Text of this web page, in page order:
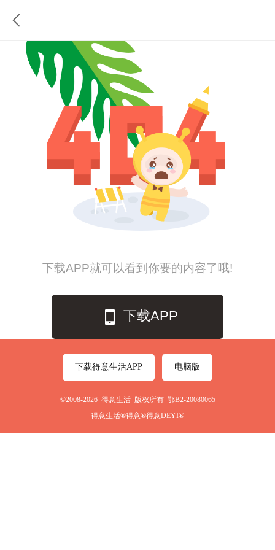
下载APP就可以看到你要的内容了哦!
下载APP
下载得意生活APP 电脑版
©2008-2026 得意生活 版权所有 鄂B2-20080065
得意生活®得意®得意DEYI®